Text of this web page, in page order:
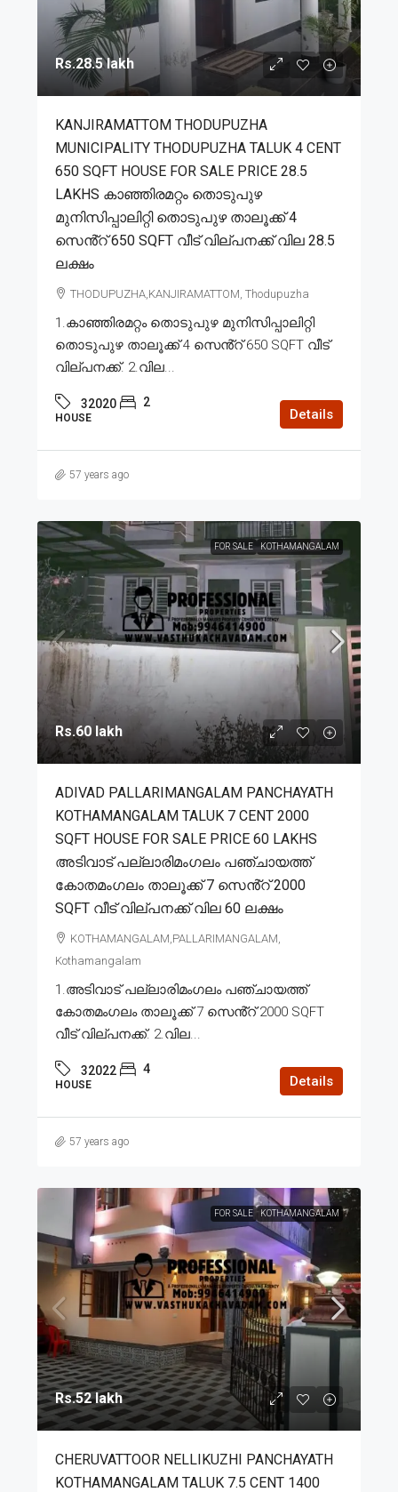
Rs.28.5 lakh
KANJIRAMATTOM THODUPUZHA
MUNICIPALITY THODUPUZHA TALUK 4 CENT
650 SQFT HOUSE FOR SALE PRICE 28.5
LAKHS കാഞ്ഞിരമറ്റം തൊടുപുഴ
മുനിസിപ്പാലിറ്റി തൊടുപുഴ താലൂക്ക് 4
സെൻ്റ് 650 SQFT വീട് വില്പനക്ക് വില 28.5
ലക്ഷം
THODUPUZHA,KANJIRAMATTOM, Thodupuzha
1.കാഞ്ഞിരമറ്റം തൊടുപുഴ മുനിസിപ്പാലിറ്റി
തൊടുപുഴ താലൂക്ക് 4 സെൻ്റ് 650 SQFT വീട്
വില്പനക്ക്. 2.വില...
32020 2
HOUSE Details
57 years ago
FOR SALE KOTHAMANGALAM
Rs.60 lakh
ADIVAD PALLARIMANGALAM PANCHAYATH
KOTHAMANGALAM TALUK 7 CENT 2000
SQFT HOUSE FOR SALE PRICE 60 LAKHS
അടിവാട് പല്ലാരിമംഗലം പഞ്ചായത്ത്
കോതമംഗലം താലൂക്ക് 7 സെൻ്റ് 2000
SQFT വീട് വില്പനക്ക് വില 60 ലക്ഷം
KOTHAMANGALAM,PALLARIMANGALAM,
Kothamangalam
1.അടിവാട് പല്ലാരിമംഗലം പഞ്ചായത്ത്
കോതമംഗലം താലൂക്ക് 7 സെൻ്റ് 2000 SQFT
വീട് വില്പനക്ക്. 2.വില...
32022 4
HOUSE Details
57 years ago
FOR SALE KOTHAMANGALAM
Rs.52 lakh
CHERUVATTOOR NELLIKUZHI PANCHAYATH
KOTHAMANGALAM TALUK 7.5 CENT 1400